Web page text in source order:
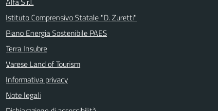
Istituto Comprensivo Statale "D. Zuretti"
Piano Energia Sostenibile PAES
Terra Insubre
Varese Land of Tourism
Informativa privacy
Note legali